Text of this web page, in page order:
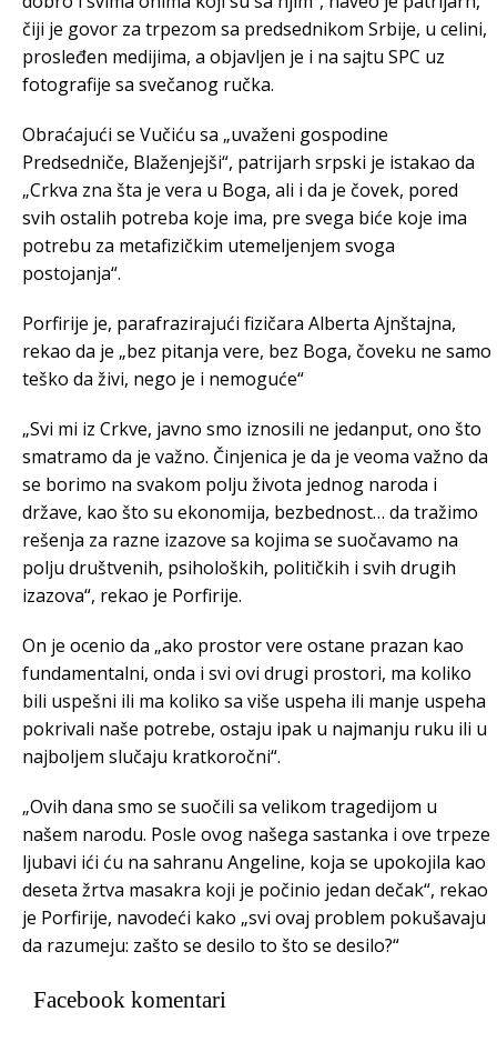
čiji je govor za trpezom sa predsednikom Srbije, u celini,
prosleđen medijima, a objavljen je i na sajtu SPC uz
fotografije sa svečanog ručka.
Obraćajući se Vučiću sa „uvaženi gospodine
Predsedniče, Blaženjejši“, patrijarh srpski je istakao da
„Crkva zna šta je vera u Boga, ali i da je čovek, pored
svih ostalih potreba koje ima, pre svega biće koje ima
potrebu za metafizičkim utemeljenjem svoga
postojanja“.
Porfirije je, parafrazirajući fizičara Alberta Ajnštajna,
rekao da je „bez pitanja vere, bez Boga, čoveku ne samo
teško da živi, nego je i nemoguće“
„Svi mi iz Crkve, javno smo iznosili ne jedanput, ono što
smatramo da je važno. Činjenica je da je veoma važno da
se borimo na svakom polju života jednog naroda i
države, kao što su ekonomija, bezbednost… da tražimo
rešenja za razne izazove sa kojima se suočavamo na
polju društvenih, psiholoških, političkih i svih drugih
izazova“, rekao je Porfirije.
On je ocenio da „ako prostor vere ostane prazan kao
fundamentalni, onda i svi ovi drugi prostori, ma koliko
bili uspešni ili ma koliko sa više uspeha ili manje uspeha
pokrivali naše potrebe, ostaju ipak u najmanju ruku ili u
najboljem slučaju kratkoročni“.
„Ovih dana smo se suočili sa velikom tragedijom u
našem narodu. Posle ovog našega sastanka i ove trpeze
ljubavi ići ću na sahranu Angeline, koja se upokojila kao
deseta žrtva masakra koji je počinio jedan dečak“, rekao
je Porfirije, navodeći kako „svi ovaj problem pokušavaju
da razumeju: zašto se desilo to što se desilo?“
Facebook komentari